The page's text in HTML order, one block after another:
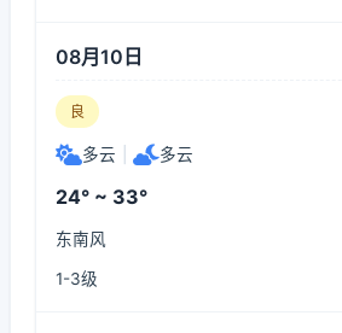
08月10日
良
多云 多云
24° ~ 33°
东南风
1-3级